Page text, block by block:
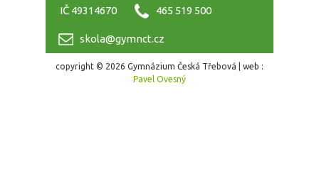
IČ 49314670 465 519 500
skola@gymnct.cz
copyright © 2026 Gymnázium Česká Třebová | web :
Pavel Ovesný